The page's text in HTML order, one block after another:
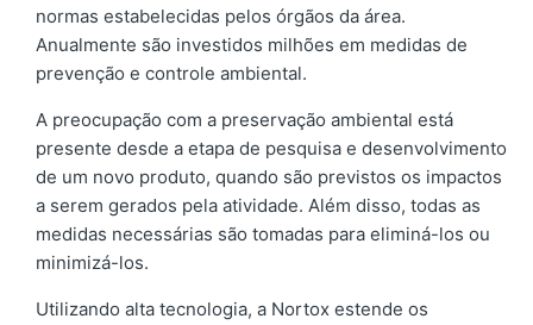
normas estabelecidas pelos órgãos da área.
Anualmente são investidos milhões em medidas de
prevenção e controle ambiental.
A preocupação com a preservação ambiental está
presente desde a etapa de pesquisa e desenvolvimento
de um novo produto, quando são previstos os impactos
a serem gerados pela atividade. Além disso, todas as
medidas necessárias são tomadas para eliminá-los ou
minimizá-los.
Utilizando alta tecnologia, a Nortox estende os